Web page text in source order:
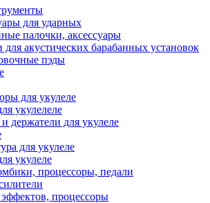
для ударных
палочки, аксессуары
для акустических барабанных установок
пэды
для укулеле
укулелеле
держатели для укулеле
для укулеле
укулеле
процессоры, педали
процессоры